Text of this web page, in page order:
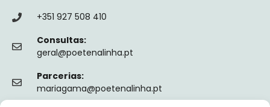
+351 927 508 410
Consultas:
geral@poetenalinha.pt
Parcerias:
mariagama@poetenalinha.pt